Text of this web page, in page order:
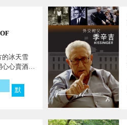
卡車司機
勞工。
的冰天雪
心心賣酒賺
之一炬，
家。北大
默